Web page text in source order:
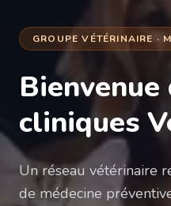
GROUPE VÉTÉRINAIRE ·
cliniques
Un réseau vétérinaire
de médecine